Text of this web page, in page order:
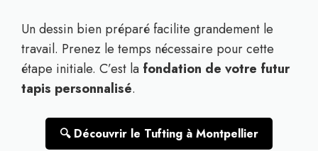
Un dessin bien préparé facilite grandement le
travail. Prenez le temps nécessaire pour cette
étape initiale. C’est la fondation de votre futur
tapis personnalisé.
🔍 Découvrir le Tufting à Montpellier